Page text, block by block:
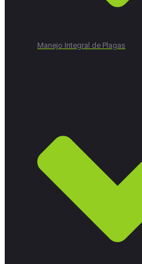
Manejo Integral de Plagas